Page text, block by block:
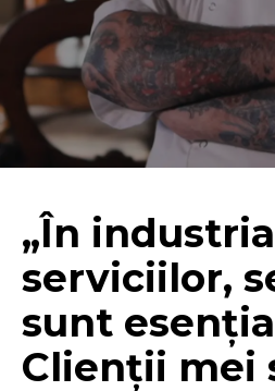
„În industria
serviciilor,
sunt
Clienții mei